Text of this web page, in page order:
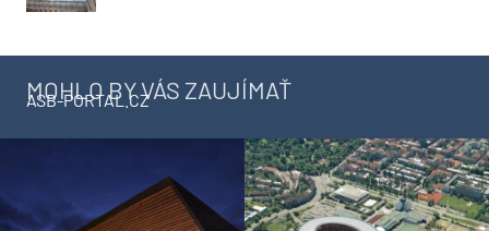
MOHLO BY VÁS ZAUJÍMAŤ
ASB-PORTAL.CZ